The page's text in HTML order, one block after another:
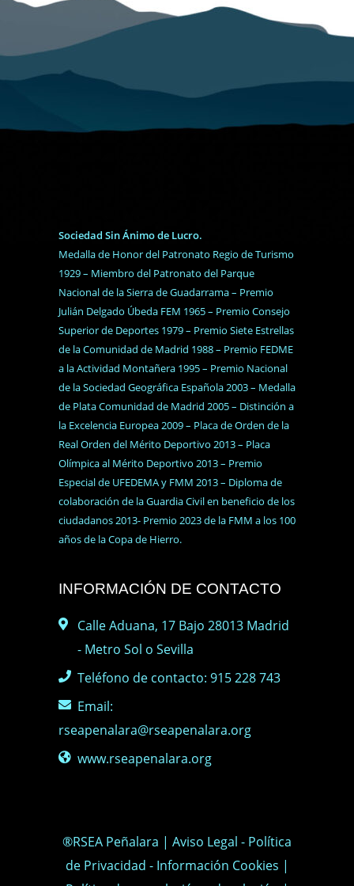
Sociedad Sin Ánimo de Lucro.
Medalla de Honor del Patronato Regio de Turismo
1929 – Miembro del Patronato del Parque
Nacional de la Sierra de Guadarrama – Premio
Julián Delgado Úbeda FEM 1965 – Premio Consejo
Superior de Deportes 1979 – Premio Siete Estrellas
de la Comunidad de Madrid 1988 – Premio FEDME
a la Actividad Montañera 1995 – Premio Nacional
de la Sociedad Geográfica Española 2003 – Medalla
de Plata Comunidad de Madrid 2005 – Distinción a
la Excelencia Europea 2009 – Placa de Orden de la
Real Orden del Mérito Deportivo 2013 – Placa
Olímpica al Mérito Deportivo 2013 – Premio
Especial de UFEDEMA y FMM 2013 – Diploma de
colaboración de la Guardia Civil en beneficio de los
ciudadanos 2013- Premio 2023 de la FMM a los 100
años de la Copa de Hierro.
INFORMACIÓN DE CONTACTO
Calle Aduana, 17 Bajo 28013 Madrid
- Metro Sol o Sevilla
Teléfono de contacto: 915 228 743
Email:
rseapenalara@rseapenalara.org
www.rseapenalara.org
®RSEA Peñalara | Aviso Legal - Política
de Privacidad - Información Cookies |